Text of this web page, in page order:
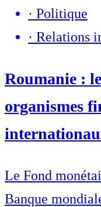
· Politique
· Relations
Roumanie :
organismes
Le Fond
Banque